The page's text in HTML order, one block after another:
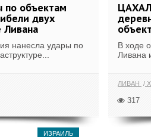
по объектам
двух
Ливана
нанесла удары по
В ходе
Ливана
ЛИВАН
317
ИЗРАИЛЬ